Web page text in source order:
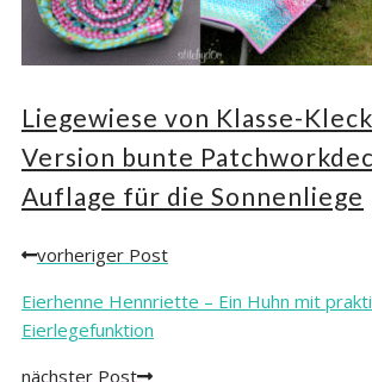
Liegewiese von Klasse-
Version bunte
Auflage für die Sonnenliege
Posts
navigation
vorheriger Post
Eierhenne Hennriette – Ein Huhn mit
Eierlegefunktion
nächster Post